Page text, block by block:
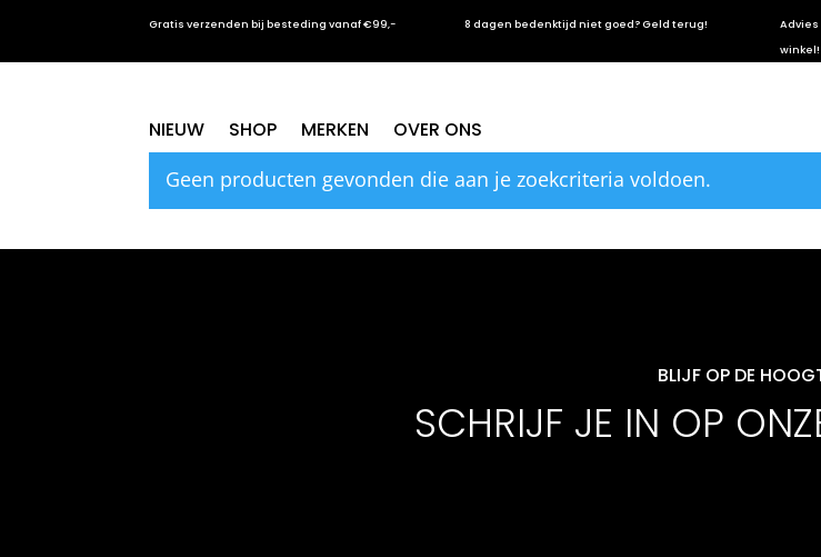
Gratis verzenden bij besteding vanaf €99,- 8 dagen bedenktijd niet goed? Geld terug!
Advies
winkel!
NIEUW SHOP MERKEN OVER ONS
BLOUSES
Geen producten gevonden die aan je zoekcriteria voldoen.
BLIJF OP DE
SCHRIJF JE IN OP